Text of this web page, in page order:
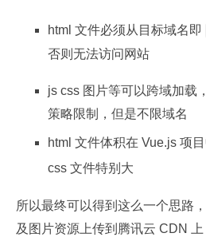
html 文件必须从目标域名即
否则无法访问网站
js css 图片等可以跨域加载
策略限制，但是不限域名
html 文件体积在 Vue.js 项
css 文件特别大
所以最终可以得到这么一个思路
及图片资源上传到腾讯云 CDN